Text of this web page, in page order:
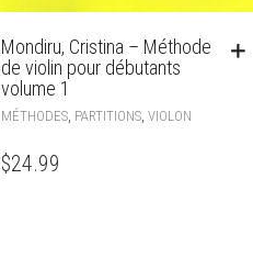
Mondiru, Cristina – Méthode
de violin pour débutants
volume 1
MÉTHODES PARTITIONS VIOLON
$24.99